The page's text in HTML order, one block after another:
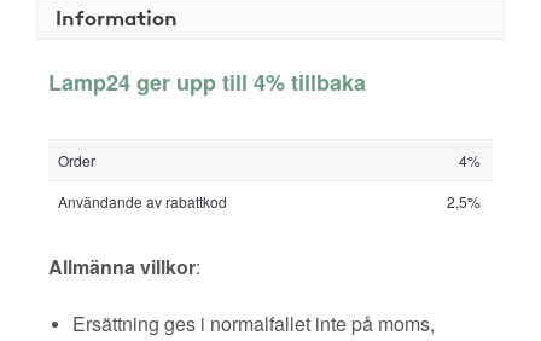
Information
Lamp24 ger upp till 4% tillbaka
Order
4%
Användande av rabattkod
2,5%
Allmänna villkor:
Ersättning ges i normalfallet inte på moms,